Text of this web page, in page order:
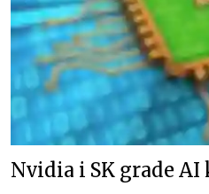
Nvidia i SK grade AI